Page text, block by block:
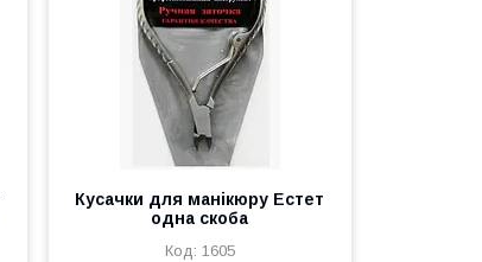
Кусачки для манікюру Естет
одна скоба
1605